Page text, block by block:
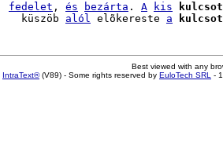
fedelet , és bezárta . A kis
kulcsot
|   küszöb alól elõkereste a kulcsot
Best viewed with any
IntraText®(V89) - Some rights reserved by EuloTech SRL -